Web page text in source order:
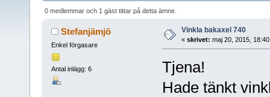
0 medlemmar och 1 gäst tittar på detta ämne.
Stefanjämjö
Enkel förgasare
Antal inlägg: 6
Vinkla bakaxel 740
« skrivet: maj 20, 2015,
Tjena!
Hade tänkt